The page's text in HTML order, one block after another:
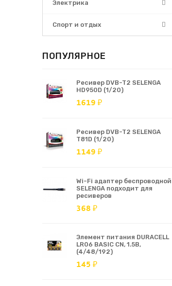
Электрика
Спорт и отдых
ПОПУЛЯРНОЕ
Ресивер DVB-T2 SELENGA
HD950D (1/20)
1619 ₽
Ресивер DVB-T2 SELENGA
T81D (1/20)
1149 ₽
Wi-Fi адаптер беспроводной
SELENGA подходит для
ресиверов
368 ₽
Элемент питания DURACELL
LR06 BASIC CN, 1.5В,
(4/48/192)
145 ₽